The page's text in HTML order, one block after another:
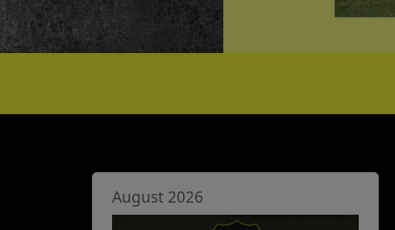
August 2026